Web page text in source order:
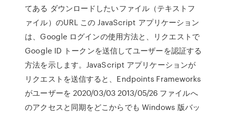
てある ダウンロードしたいファイル（テキストフ
ァイル）のURL この JavaScript アプリケーション
は、Google ログインの使用方法と、リクエストで
Google ID トークンを送信してユーザーを認証する
方法を示します。JavaScript アプリケーションが
リクエストを送信すると、Endpoints Frameworks
がユーザーを 2020/03/03 2013/05/26 ファイルへ
のアクセスと同期をどこからでも Windows 版バッ